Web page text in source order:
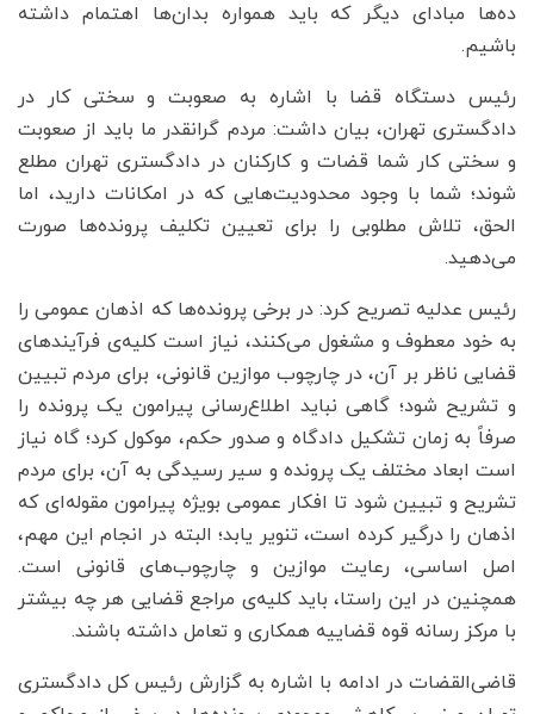
ده‌ها مبادای دیگر که باید همواره بدان‌ها اهتمام داشته
باشیم.
رئیس دستگاه قضا با اشاره به صعوبت و سختی کار در
دادگستری تهران، بیان داشت: مردم گرانقدر ما باید از صعوبت
و سختی کار شما قضات و کارکنان در دادگستری تهران مطلع
شوند؛ شما با وجود محدودیت‌هایی که در امکانات دارید، اما
الحق، تلاش مطلوبی را برای تعیین تکلیف پرونده‌ها صورت
می‌دهید.
رئیس عدلیه تصریح کرد: در برخی پرونده‌ها که اذهان عمومی را
به خود معطوف و مشغول می‌کنند، نیاز است کلیه‌ی فرآیند‌های
قضایی ناظر بر آن، در چارچوب موازین قانونی، برای مردم تبیین
و تشریح شود؛ گاهی نباید اطلاع‌رسانی پیرامون یک پرونده را
صرفاً به زمان تشکیل دادگاه و صدور حکم، موکول کرد؛ گاه نیاز
است ابعاد مختلف یک پرونده و سیر رسیدگی به آن، برای مردم
تشریح و تبیین شود تا افکار عمومی بویژه پیرامون مقوله‌ای که
اذهان را درگیر کرده است، تنویر یابد؛ البته در انجام این مهم،
اصل اساسی، رعایت موازین و چارچوب‌های قانونی است.
همچنین در این راستا، باید کلیه‌ی مراجع قضایی هر چه بیشتر
با مرکز رسانه قوه قضاییه همکاری و تعامل داشته باشند.
قاضی‌القضات در ادامه با اشاره به گزارش رئیس کل دادگستری